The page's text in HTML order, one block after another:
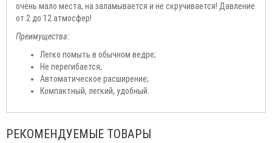
очень мало места, на заламывается и не скручивается! Давление
от 2 до 12 атмосфер!
Преимущества:
Легко помыть в обычном ведре;
Не перегибается;
Автоматическое расширение;
Компактный, легкий, удобный.
РЕКОМЕНДУЕМЫЕ ТОВАРЫ